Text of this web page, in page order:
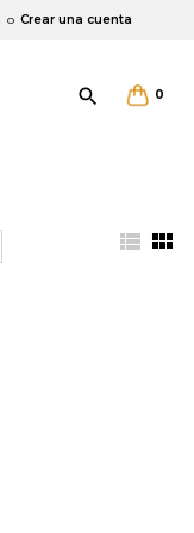
o Crear una cuenta
0

 